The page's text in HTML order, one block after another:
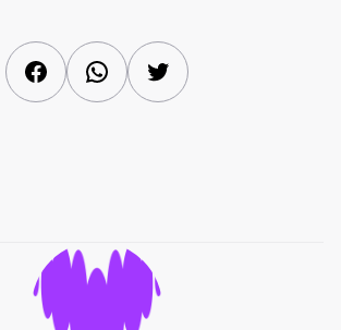
FacebookWhatsAppTwitter